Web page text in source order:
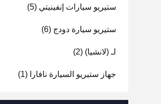
ستيريو سيارات إنفينيتي (5)
ستيريو سيارة دودج (6)
لـ (لانشيا) (2)
جهاز ستيريو السيارة نافارا (1)